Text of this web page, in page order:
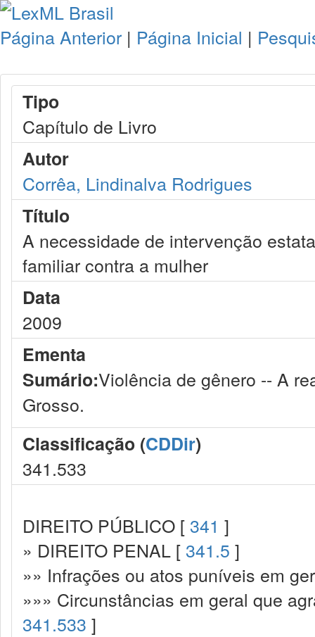
Página Anterior | Página Inicial |
Tipo
Capítulo de Livro
Autor
Corrêa, Lindinalva Rodrigues
Título
A necessidade de intervenção
familiar contra a mulher
Data
2009
Ementa
Sumário:Violência de gênero -- A
Grosso.
Classificação (CDDir)
341.533
DIREITO PÚBLICO [ 341 ]
» DIREITO PENAL [ 341.5 ]
»» Infrações ou atos puníveis em
»»» Circunstâncias em geral que
341.533 ]